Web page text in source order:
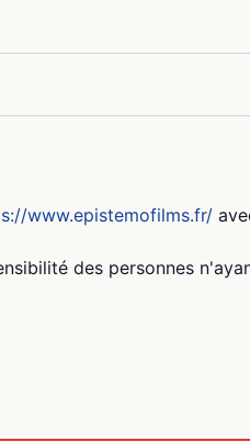
www.epistemofilms.fr/
des personnes